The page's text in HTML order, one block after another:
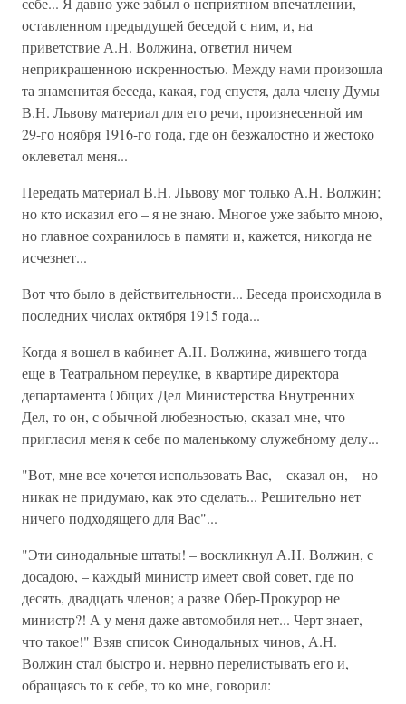
оставленном предыдущей беседой с ним, и, на
приветствие А.Н. Волжина, ответил ничем
неприкрашенною искренностью. Между нами произошла
та знаменитая беседа, какая, год спустя, дала члену Думы
В.Н. Львову материал для его речи, произнесенной им
29-го ноября 1916-го года, где он безжалостно и жестоко
оклеветал меня...
Передать материал В.Н. Львову мог только А.Н. Волжин;
но кто исказил его – я не знаю. Многое уже забыто мною,
но главное сохранилось в памяти и, кажется, никогда не
исчезнет...
Вот что было в действительности... Беседа происходила в
последних числах октября 1915 года...
Когда я вошел в кабинет А.Н. Волжина, жившего тогда
еще в Театральном переулке, в квартире директора
департамента Общих Дел Министерства Внутренних
Дел, то он, с обычной любезностью, сказал мне, что
пригласил меня к себе по маленькому служебному делу...
"Вот, мне все хочется использовать Вас, – сказал он, – но
никак не придумаю, как это сделать... Решительно нет
ничего подходящего для Вас"...
"Эти синодальные штаты! – воскликнул А.Н. Волжин, с
досадою, – каждый министр имеет свой совет, где по
десять, двадцать членов; а разве Обер-Прокурор не
министр?! А у меня даже автомобиля нет... Черт знает,
что такое!" Взяв список Синодальных чинов, А.Н.
Волжин стал быстро и. нервно перелистывать его и,
обращаясь то к себе, то ко мне, говорил: